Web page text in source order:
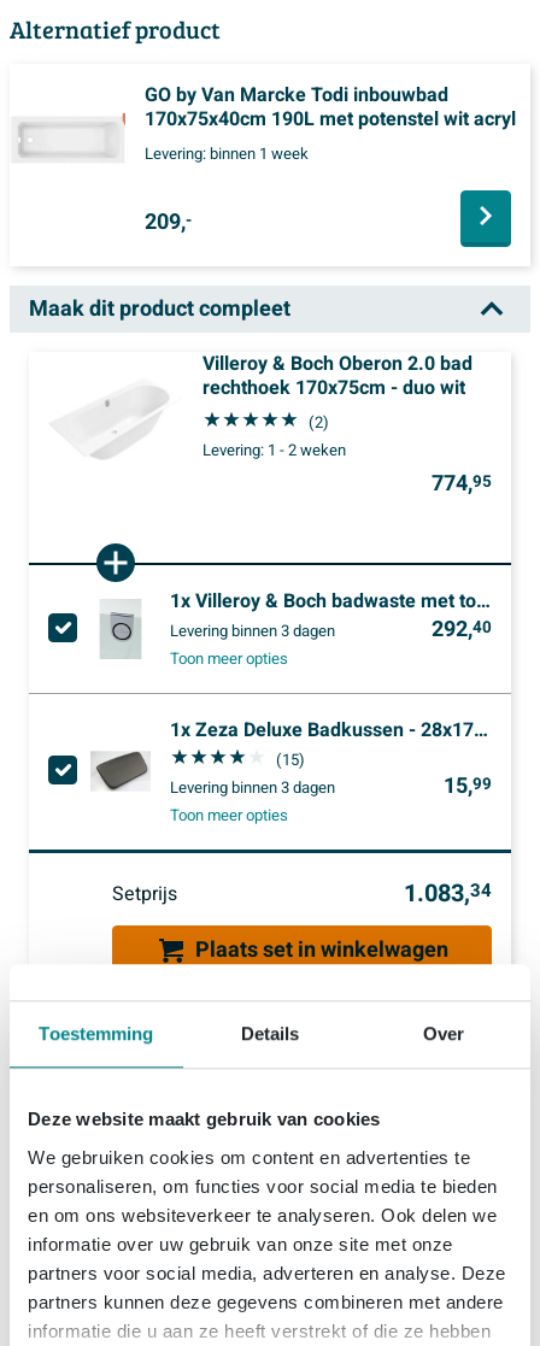
Toestemming Details Over
Deze website maakt gebruik van cookies
We gebruiken cookies om content en advertenties te
personaliseren, om functies voor social media te bieden
en om ons websiteverkeer te analyseren. Ook delen we
informatie over uw gebruik van onze site met onze
partners voor social media, adverteren en analyse. Deze
partners kunnen deze gegevens combineren met andere
informatie die u aan ze heeft verstrekt of die ze hebben
Alternatief product
GO by Van Marcke Todi inbouwbad
170x75x40cm 190L met potenstel wit acryl
Levering:binnen 1 week
209,-
Maak dit product compleet
Villeroy & Boch Oberon 2.0 bad
rechthoek 170x75cm - duo wit
(2)
Levering: 1 - 2 weken
774,95
1xVilleroy & Boch badwaste met toevoer voor oberon 2.0 chroom en wit glans
Leveringbinnen 3 dagen 292,40
Toon meer opties
1xZeza Deluxe Badkussen - 28x17cm - klein - model - zwart
(15)
Leveringbinnen 3 dagen 15,99
Toon meer opties
Setprijs 1.083,34
Plaats set in winkelwagen
Productinformatie
Villeroy & Boch Oberon 2.0 bad rechthoek
170x75cm - duo wit
Ben je op zoek naar een comfortabel ligbad waarin je
écht tot rust komt, alleen of samen, zonder dat je hele
badkamer wordt opgeslokt door één groot sanitair
object? Dit strakke, rechthoekige inbouwbad is dan een
Specificaties
Artikelnummer
SW209463
Leveranciernummer
ubq170obr2dv-01
EAN
4051202848934
Merk
Villeroy & Boch
Technische documenten
Technische productinformatie
Technische productinformatie
Over Villeroy & Boch